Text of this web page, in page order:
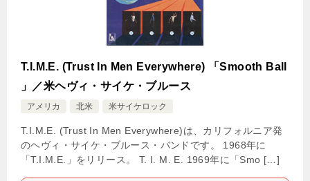
T.I.M.E. (Trust In Men Everywhere) 「Smooth Ball
」／米ヘヴィ・サイケ・ブルース
アメリカ 北米 米サイケロック
T.I.M.E. (Trust In Men Everywhere)は、カリフォルニア発
のヘヴィ・サイケ・ブルース・バンドです。 1968年に
「T.I.M.E.」をリリース。 T. I. M. E. 1969年に「Smo […]